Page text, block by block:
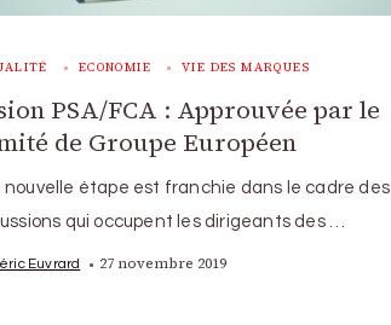
ECONOMIE VIE DES MARQUES
PSA/FCA : Approuvée par le
de Groupe Européen
nouvelle étape est franchie dans le cadre des
qui occupent les dirigeants des …
Euvrard 27 novembre 2019